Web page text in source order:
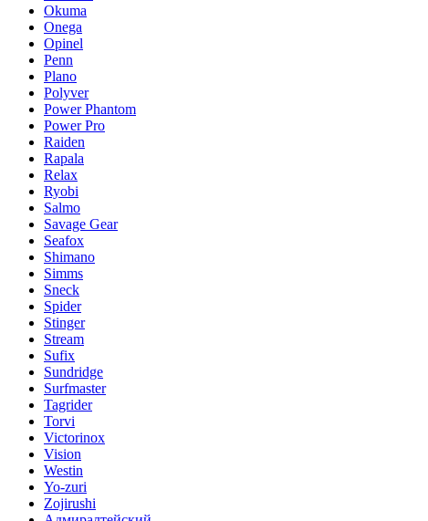
Okuma
Onega
Opinel
Penn
Plano
Polyver
Power Phantom
Power Pro
Raiden
Rapala
Relax
Ryobi
Salmo
Savage Gear
Seafox
Shimano
Simms
Sneck
Spider
Stinger
Stream
Sufix
Sundridge
Surfmaster
Tagrider
Torvi
Victorinox
Vision
Westin
Yo-zuri
Zojirushi